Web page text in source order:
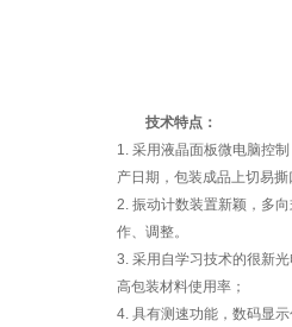
技术特点：
1. 采用液晶面板微电脑控
产日期，包装成品上切易撕
2. 振动计数装置新颖，多
作、调整。
3. 采用自学习技术的很新
高包装材料使用率；
4. 具有测速功能，数码显示